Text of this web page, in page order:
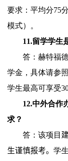
要求：平均分75
模式）。
11.留学学生
答：赫特福
学金，具体请参
学生最高可享受
12.中外合作
求？
答：该项目
生谨慎报考。 学